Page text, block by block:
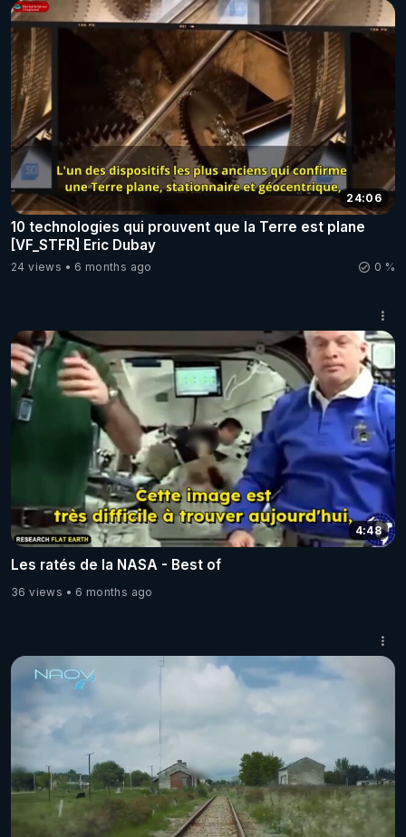
24:06
10 technologies qui prouvent que la Terre est plane
[VF_STFR] Eric Dubay
24 views 6 months ago 0 %
4:48
Les ratés de la NASA - Best of
36 views 6 months ago